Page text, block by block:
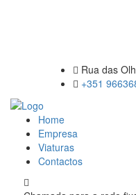
Rua das
+351
Home
Empresa
Viaturas
Contactos